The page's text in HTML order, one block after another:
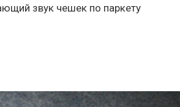
звук чешек по паркету